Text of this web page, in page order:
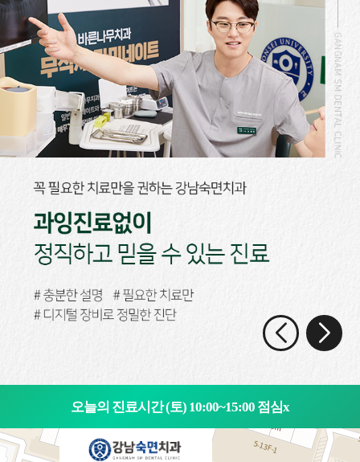
오늘의 진료시간 (토) 10:00~15:00 점심x